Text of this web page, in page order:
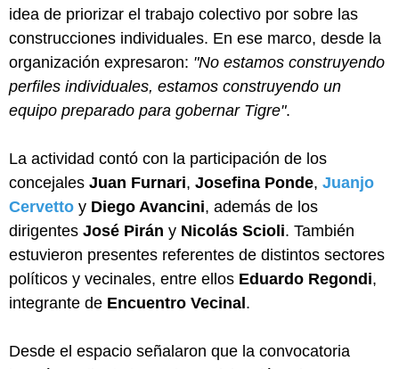
idea de priorizar el trabajo colectivo por sobre las
construcciones individuales. En ese marco, desde la
organización expresaron: "No estamos construyendo
perfiles individuales, estamos construyendo un
equipo preparado para gobernar Tigre".
La actividad contó con la participación de los
concejales Juan Furnari, Josefina Ponde, Juanjo
Cervetto y Diego Avancini, además de los
dirigentes José Pirán y Nicolás Scioli. También
estuvieron presentes referentes de distintos sectores
políticos y vecinales, entre ellos Eduardo Regondi,
integrante de Encuentro Vecinal.
Desde el espacio señalaron que la convocatoria